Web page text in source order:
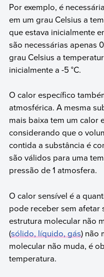
Por exemplo, é
em um grau Celsius a
que estava inicialmente
são necessárias apenas
grau Celsius a
inicialmente a -5 °C.
O calor específico
atmosférica. A mesma
mais baixa tem um calor
considerando que o
contida a substância é
são válidos para uma
pressão de 1 atmosfera.
O calor sensível é a
pode receber sem afetar
estrutura molecular não
(sólido, líquido, gás) não
molecular não muda, é
temperatura.